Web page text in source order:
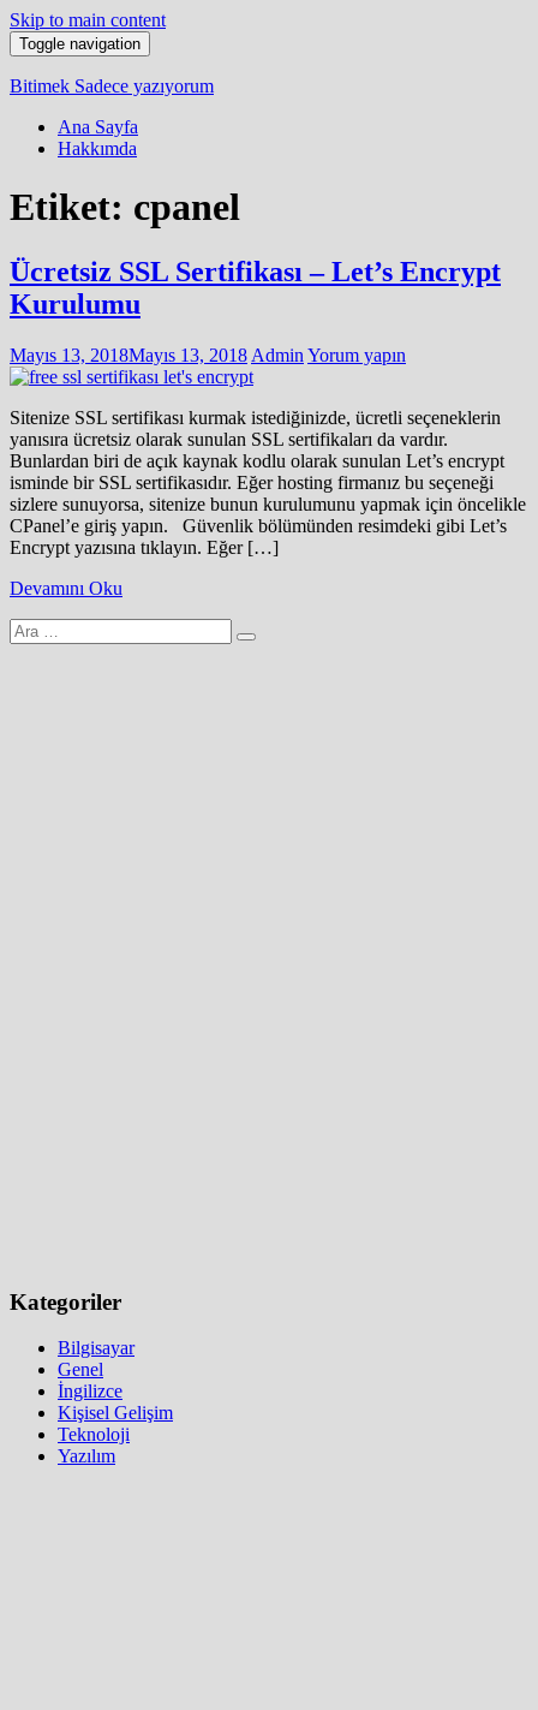
Skip to main content
Toggle navigation
Bitimek Sadece yazıyorum
Ana Sayfa
Hakkımda
Etiket: cpanel
Ücretsiz SSL Sertifikası – Let’s Encrypt
Kurulumu
Mayıs 13, 2018Mayıs 13, 2018 Admin Yorum yapın
Sitenize SSL sertifikası kurmak istediğinizde, ücretli seçeneklerin
yanısıra ücretsiz olarak sunulan SSL sertifikaları da vardır.
Bunlardan biri de açık kaynak kodlu olarak sunulan Let’s encrypt
isminde bir SSL sertifikasıdır. Eğer hosting firmanız bu seçeneği
sizlere sunuyorsa, sitenize bunun kurulumunu yapmak için öncelikle
CPanel’e giriş yapın. Güvenlik bölümünden resimdeki gibi Let’s
Encrypt yazısına tıklayın. Eğer […]
Devamını Oku
Arama
yap:
Kategoriler
Bilgisayar
Genel
İngilizce
Kişisel Gelişim
Teknoloji
Yazılım